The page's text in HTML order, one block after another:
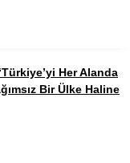
Her Alanda
Bir Ülke Haline